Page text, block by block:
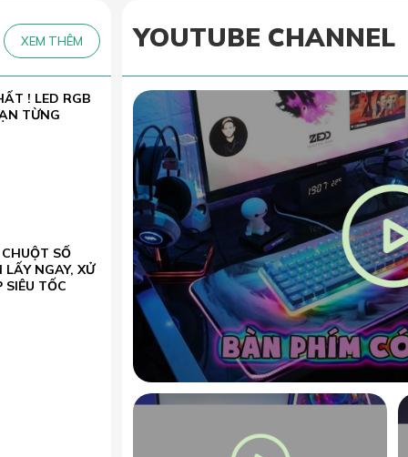
XEM THÊM
! LED RGB
TỪNG
SỐ
LẤY NGAY, XỬ
SIÊU TỐC
YOUTUBE CHANNEL